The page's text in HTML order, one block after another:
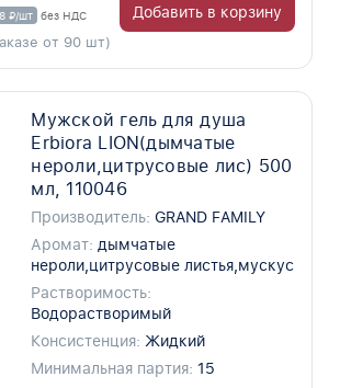
₽/шт без НДС
от 90 шт)
Добавить в корзину
Мужской гель для душа
Erbiora LION(дымчатые
нероли,цитрусовые лис) 500
мл, 110046
Производитель: GRAND FAMILY
Аромат: дымчатые
нероли,цитрусовые листья,мускус
Растворимость:
Водорастворимый
Консистенция: Жидкий
Минимальная партия: 15